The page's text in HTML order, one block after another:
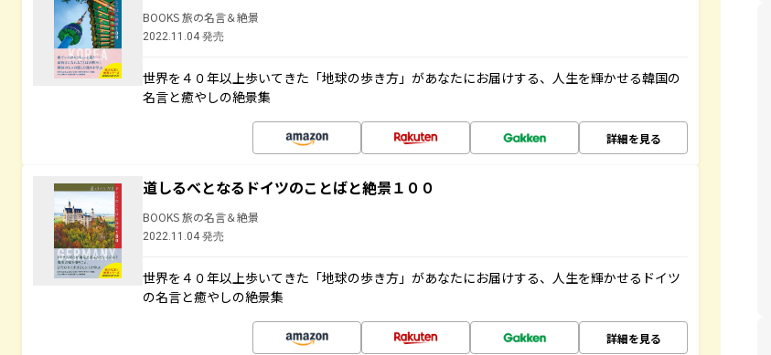
BOOKS 旅の名言＆絶景
2022.11.04 発売
世界を４０年以上歩いてきた「地球の歩き方」があなたにお届けする、人生を輝かせる韓国の
名言と癒やしの絶景集
詳細を見る
道しるべとなるドイツのことばと絶景１００
BOOKS 旅の名言＆絶景
2022.11.04 発売
世界を４０年以上歩いてきた「地球の歩き方」があなたにお届けする、人生を輝かせるドイツ
の名言と癒やしの絶景集
詳細を見る